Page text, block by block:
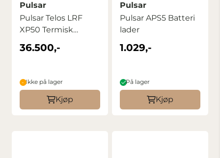
Pulsar
Pulsar Telos LRF
XP50 Termisk
Kikkert
36.500,-
Ikke på lager
Kjøp
Pulsar
Pulsar APS5 Batteri
lader
1.029,-
På lager
Kjøp